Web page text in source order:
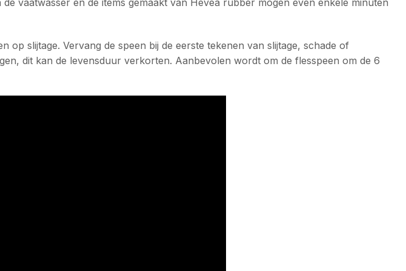
slijtage. Vervang de speen bij de eerste tekenen van slijtage, schade of
dit kan de levensduur verkorten. Aanbevolen wordt om de flesspeen om de 6